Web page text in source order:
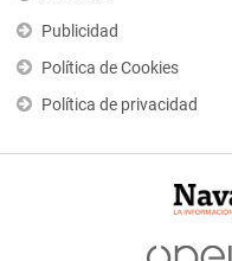
Publicidad
Política de Cookies
Política de privacidad